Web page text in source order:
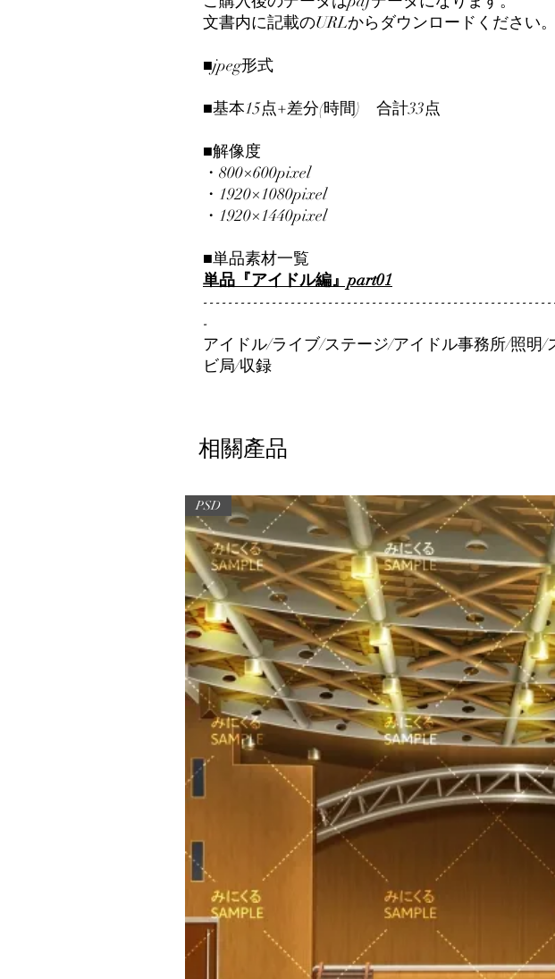
文書内に記載のURLからダウンロードください。
■jpeg形式
■基本15点+差分(時間) 合計33点
■解像度
・800×600pixel
・1920×1080pixel
・1920×1440pixel
■単品素材一覧
単品『アイドル編』part01
-
アイドル/ライブ/ステージ/アイドル事務所/照明/
ビ局/収録
相關產品
PSD